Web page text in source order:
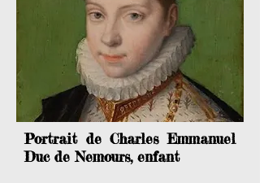
Portrait de Charles Emmanuel
Duc de Nemours, enfant